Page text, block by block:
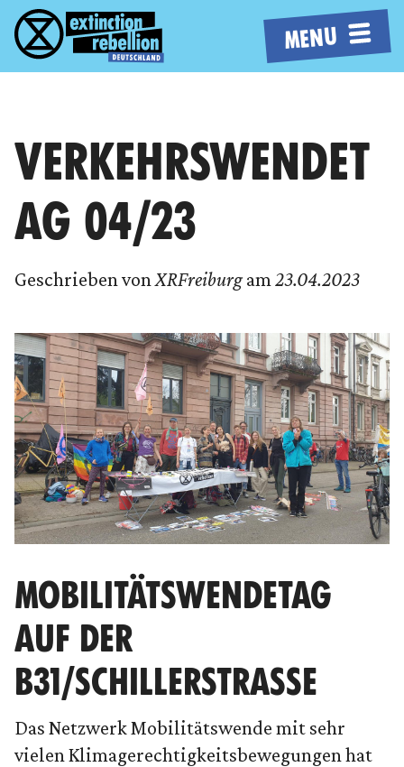
MENU
VERKEHRSWENDET
AG 04/23
Geschrieben von XRFreiburgam 23.04.2023
MOBILITÄTSWENDETAG
AUF DER
B31/SCHILLERSTRASSE
Das Netzwerk Mobilitätswende mit sehr
vielen Klimagerechtigkeitsbewegungen hat